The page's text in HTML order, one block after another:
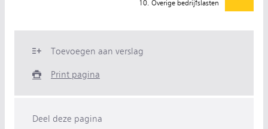
10. Overige bedrijfslasten
Toevoegen aan verslag
Print pagina
Deel deze pagina